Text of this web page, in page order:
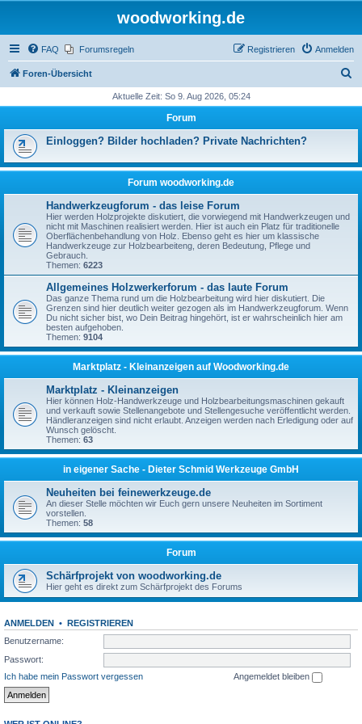
woodworking.de
FAQ Forumsregeln Anmelden
Registrieren
Foren-Übersicht
h
Aktuelle Zeit: So 9. Aug 2026, 05:24
Forum
Einloggen? Bilder hochladen? Private Nachrichten?
Forum woodworking.de
Handwerkzeugforum - das leise Forum
Hier werden Holzprojekte diskutiert, die vorwiegend mit Handwerkzeugen und
nicht mit Maschinen realisiert werden. Hier ist auch ein Platz für traditionelle
Oberflächenbehandlung von Holz. Ebenso geht es hier um klassische
Handwerkzeuge zur Holzbearbeiteng, deren Bedeutung, Pflege und
Gebrauch.
Themen: 6223
Allgemeines Holzwerkerforum - das laute Forum
Das ganze Thema rund um die Holzbearbeitung wird hier diskutiert. Die
Grenzen sind hier deutlich weiter gezogen als im Handwerkzeugforum. Wenn
Du nicht sicher bist, wo Dein Beitrag hingehört, ist er wahrscheinlich hier am
besten aufgehoben.
Themen: 9104
Marktplatz - Kleinanzeigen auf Woodworking.de
Marktplatz - Kleinanzeigen
Hier können Holz-Handwerkzeuge und Holzbearbeitungsmaschinen gekauft
und verkauft sowie Stellenangebote und Stellengesuche veröffentlicht werden.
Händleranzeigen sind nicht erlaubt. Anzeigen werden nach Erledigung oder auf
Wunsch gelöscht.
Themen: 63
in eigener Sache - Dieter Schmid Werkzeuge GmbH
Neuheiten bei feinewerkzeuge.de
An dieser Stelle möchten wir Euch gern unsere Neuheiten im Sortiment
vorstellen.
Themen: 58
Forum
Schärfprojekt von woodworking.de
Hier geht es direkt zum Schärfprojekt des Forums
ANMELDEN • REGISTRIEREN
Benutzername:
Passwort:
Ich habe mein Passwort vergessen
Angemeldet bleiben